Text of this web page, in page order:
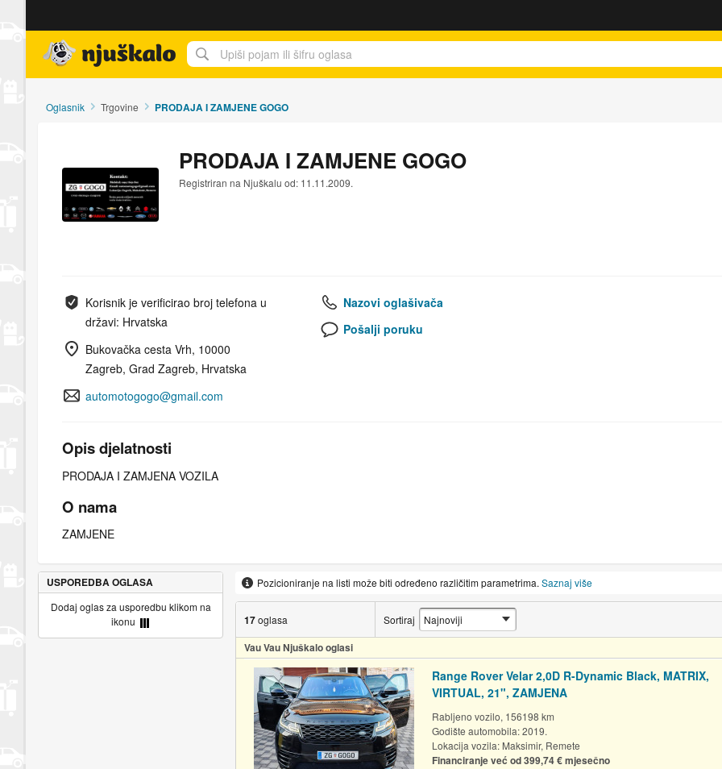
Oglasnik Trgovine PRODAJA I ZAMJENE GOGO
PRODAJA I ZAMJENE GOGO
Registriran na Njuškalu od: 11.11.2009.
Korisnik je verificirao broj telefona u
državi: Hrvatska
Bukovačka cesta Vrh, 10000
Zagreb, Grad Zagreb, Hrvatska
automotogogo@gmail.com
Nazovi oglašivača
Pošalji poruku
Opis djelatnosti
PRODAJA I ZAMJENA VOZILA
O nama
ZAMJENE
Pozicioniranje na listi može biti određeno različitim parametrima. Saznaj više
17oglasa Sortiraj
Vau Vau Njuškalo oglasi
Range Rover Velar 2,0D R-Dynamic Black, MATRIX,
VIRTUAL, 21", ZAMJENA
Rabljeno vozilo, 156198 km
Godište automobila: 2019.
Lokacija vozila: Maksimir, Remete
Financiranje već od 399,74 € mjesečno
USPOREDBA OGLASA
Dodaj oglas za usporedbu klikom na
ikonu